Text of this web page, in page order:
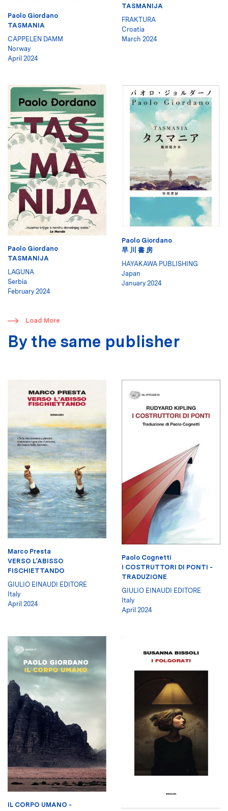
Paolo Giordano
TASMANIA
CAPPELEN DAMM
Norway
April 2024
TASMANIJA
FRAKTURA
Croatia
March 2024
Paolo Giordano
TASMANIJA
LAGUNA
Serbia
February 2024
Paolo Giordano
早 川 書 房
HAYAKAWA PUBLISHING
Japan
January 2024
​ Load More
By the same publisher
Marco Presta
VERSO L'ABISSO
FISCHIETTANDO
GIULIO EINAUDI EDITORE
Italy
April 2024
Paolo Cognetti
I COSTRUTTORI DI PONTI -
TRADUZIONE
GIULIO EINAUDI EDITORE
Italy
April 2024
IL CORPO UMANO -